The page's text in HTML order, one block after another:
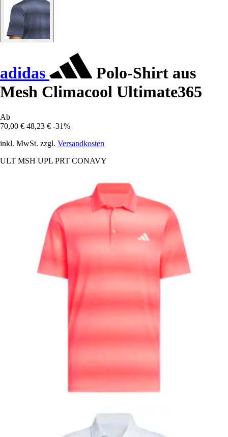
adidas
Polo-Shirt aus
Mesh Climacool Ultimate365
Ab
70,00 € 48,23 € -31%
inkl. MwSt. zzgl. Versandkosten
ULT MSH UPL PRT CONAVY